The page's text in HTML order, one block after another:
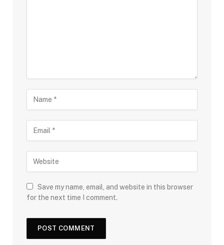
Save my name, email, and website in this browser
for the next time I comment.